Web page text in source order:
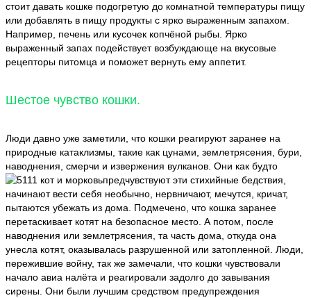
стоит давать кошке подогретую до комнатной температуры пищу
или добавлять в пищу продукты с ярко выраженным запахом.
Например, печень или кусочек копчёной рыбы. Ярко
выраженный запах подействует возбуждающе на вкусовые
рецепторы питомца и поможет вернуть ему аппетит.
Шестое чувство кошки.
Люди давно уже заметили, что кошки реагируют заранее на
природные катаклизмы, такие как цунами, землетрясения, бури,
наводнения, смерчи и извержения вулканов. Они как будто
предчувствуют эти стихийные бедствия,
начинают вести себя необычно, нервничают, мечутся, кричат,
пытаются убежать из дома. Подмечено, что кошка заранее
перетаскивает котят на безопасное место. А потом, после
наводнения или землетрясения, та часть дома, откуда она
унесла котят, оказывалась разрушенной или затопленной. Люди,
пережившие войну, так же замечали, что кошки чувствовали
начало авиа налёта и реагировали задолго до завывания
сирены. Они были лучшим средством предупреждения